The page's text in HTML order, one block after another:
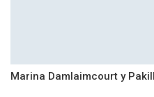
Marina Damlaimcourt y